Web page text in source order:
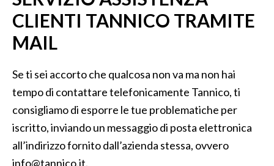
CLIENTI TANNICO TRAMITE
MAIL
Se ti sei accorto che qualcosa non va ma non hai
tempo di contattare telefonicamente Tannico, ti
consigliamo di esporre le tue problematiche per
iscritto, inviando un messaggio di posta elettronica
all’indirizzo fornito dall’azienda stessa, ovvero
info@tannico.it.